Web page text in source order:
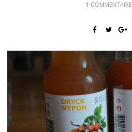
1 COMMENTAIRE